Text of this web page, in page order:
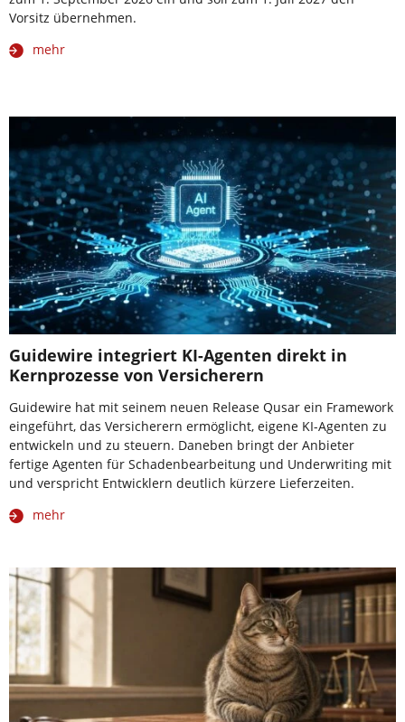
Vorsitz übernehmen.
mehr
Guidewire integriert KI-Agenten direkt in
Kernprozesse von Versicherern
Guidewire hat mit seinem neuen Release Qusar ein Framework
eingeführt, das Versicherern ermöglicht, eigene KI-Agenten zu
entwickeln und zu steuern. Daneben bringt der Anbieter
fertige Agenten für Schadenbearbeitung und Underwriting mit
und verspricht Entwicklern deutlich kürzere Lieferzeiten.
mehr